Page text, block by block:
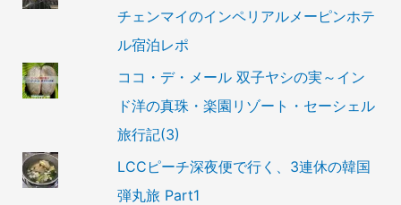
チェンマイのインペリアルメーピンホテ
ル宿泊レポ
ココ・デ・メール 双子ヤシの実～イン
ド洋の真珠・楽園リゾート・セーシェル
旅行記(3)
LCCピーチ深夜便で行く、3連休の韓国
弾丸旅 Part1